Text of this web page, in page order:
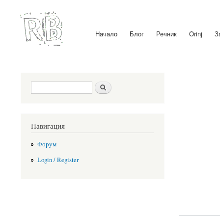
Main menu Начало Блог Речник Orinj
Search form
Навигация
Форум
Login / Register